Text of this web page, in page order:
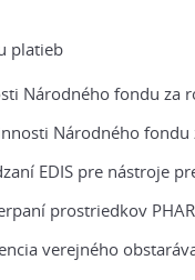
platieb
Národného fondu za
Národného fondu
EDIS pre nástroje
prostriedkov
verejného